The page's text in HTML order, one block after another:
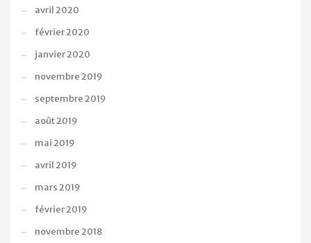
avril 2020
février 2020
janvier 2020
novembre 2019
septembre 2019
août 2019
mai 2019
avril 2019
mars 2019
février 2019
novembre 2018